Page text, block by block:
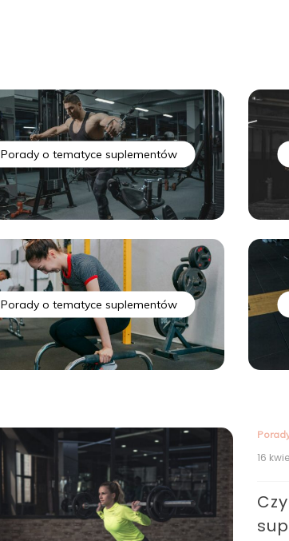
Porady o tematyce suplementów
Porady o tematyce suplementów
16